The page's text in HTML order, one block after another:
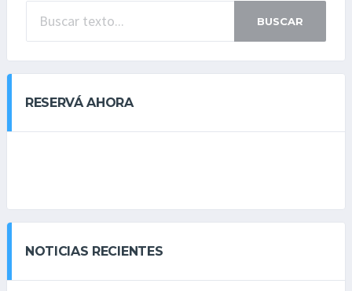
BUSCAR
RESERVÁ AHORA
NOTICIAS RECIENTES